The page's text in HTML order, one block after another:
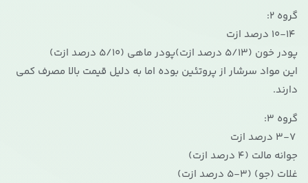
گروه 2:
پودر خون (5/13 درصد ازت)پودر ماهی (5/10 درصد ازت)
این مواد سرشار از پروتئین بوده اما به دلیل قیمت بالا مصرف کمی
دارند.
گروه 3:
جوانه مالت (4 درصد ازت)
غلات (جو) (3-5 درصد ازت)